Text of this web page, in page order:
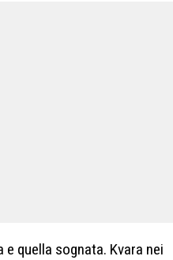
quella sognata. Kvara nei